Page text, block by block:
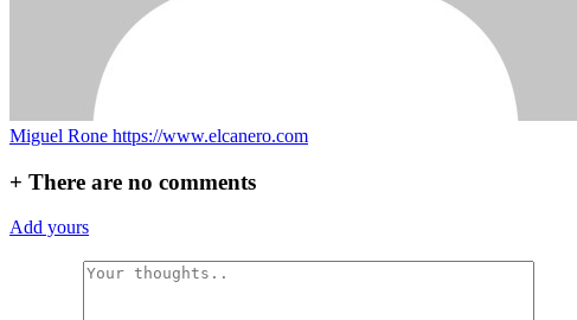
Miguel Rone https://www.elcanero.com
+ There are no comments
Add yours